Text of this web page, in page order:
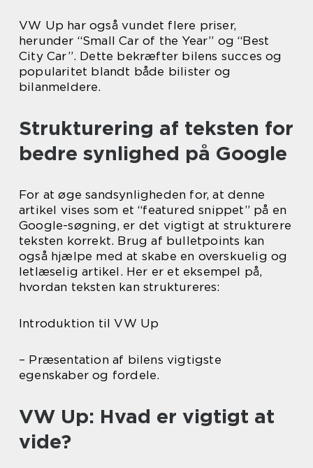
VW Up har også vundet flere priser,
herunder “Small Car of the Year” og “Best
City Car”. Dette bekræfter bilens succes og
popularitet blandt både bilister og
bilanmeldere.
Strukturering af teksten for
bedre synlighed på Google
For at øge sandsynligheden for, at denne
artikel vises som et “featured snippet” på en
Google-søgning, er det vigtigt at strukturere
teksten korrekt. Brug af bulletpoints kan
også hjælpe med at skabe en overskuelig og
letlæselig artikel. Her er et eksempel på,
hvordan teksten kan struktureres:
Introduktion til VW Up
– Præsentation af bilens vigtigste
egenskaber og fordele.
VW Up: Hvad er vigtigt at
vide?